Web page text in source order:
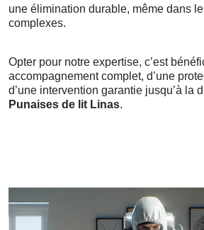
une élimination durable, même dans
complexes.
Opter pour notre expertise, c’est
accompagnement complet, d’une
d’une intervention garantie jusqu’à la
Punaises de lit Linas.